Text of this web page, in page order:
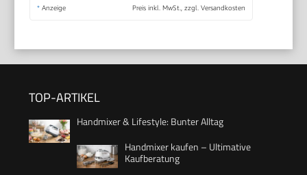
* Anzeige Preis inkl. MwSt., zzgl. Versandkosten
TOP-ARTIKEL
Handmixer & Lifestyle: Bunter Alltag
Handmixer kaufen – Ultimative
Kaufberatung